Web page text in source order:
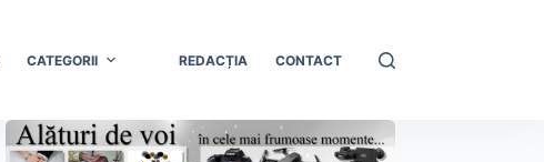
CATEGORII REDACȚIA CONTACT